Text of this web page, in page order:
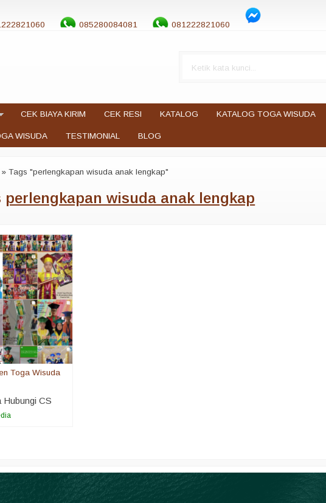
085280084081 081222821060
CEK BIAYA KIRIM CEK RESI KATALOG KATALOG TOGA WISUDA
WISUDA TESTIMONIAL BLOG
»Tags "perlengkapan wisuda anak lengkap"
perlengkapan wisuda anak lengkap
Toga Wisuda
Hubungi CS